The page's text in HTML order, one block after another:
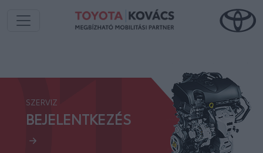
SZERVIZ
BEJELENTKEZÉS